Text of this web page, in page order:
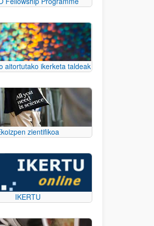
aitortutako ikerketa taldeak
zientifikoa
IKERTU